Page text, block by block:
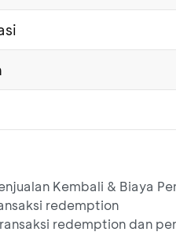
Kembali & Biaya
redemption
redemption dan